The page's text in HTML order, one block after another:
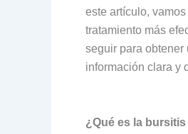
este artículo,
tratamiento más
seguir para obtener
información clara y
¿Qué es la